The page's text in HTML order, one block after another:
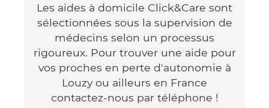
Les aides à domicile Click&Care sont
sélectionnées sous la supervision de
médecins selon un processus
rigoureux. Pour trouver une aide pour
vos proches en perte d'autonomie à
Louzy ou ailleurs en France
contactez-nous par téléphone !